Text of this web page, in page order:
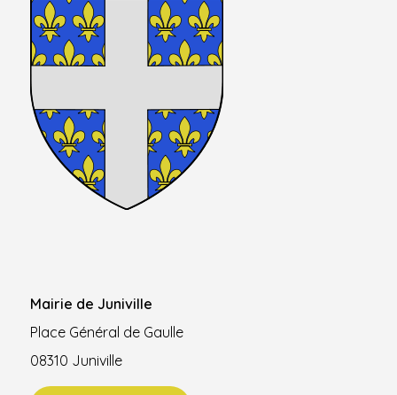
Mairie de Juniville
Place Général de Gaulle
08310 Juniville